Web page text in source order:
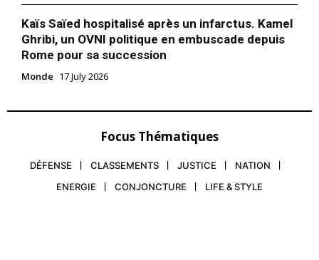
Kaïs Saïed hospitalisé après un infarctus. Kamel
Ghribi, un OVNI politique en embuscade depuis
Rome pour sa succession
Monde 17 July 2026
Focus Thématiques
DÉFENSE CLASSEMENTS JUSTICE
NATION
ENERGIE
CONJONCTURE LIFE & STYLE